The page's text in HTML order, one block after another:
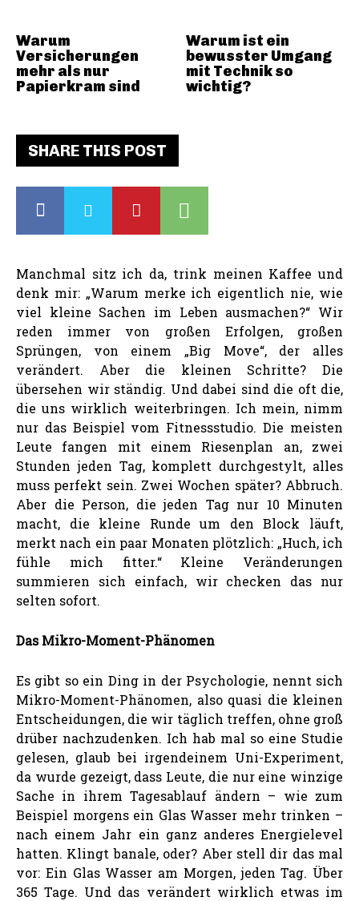
SHARE THIS POST
Manchmal sitz ich da, trink meinen Kaffee und
denk mir: „Warum merke ich eigentlich nie, wie
viel kleine Sachen im Leben ausmachen?“ Wir
reden immer von großen Erfolgen, großen
Sprüngen, von einem „Big Move“, der alles
verändert. Aber die kleinen Schritte? Die
übersehen wir ständig. Und dabei sind die oft die,
die uns wirklich weiterbringen. Ich mein, nimm
nur das Beispiel vom Fitnessstudio. Die meisten
Leute fangen mit einem Riesenplan an, zwei
Stunden jeden Tag, komplett durchgestylt, alles
muss perfekt sein. Zwei Wochen später? Abbruch.
Aber die Person, die jeden Tag nur 10 Minuten
macht, die kleine Runde um den Block läuft,
merkt nach ein paar Monaten plötzlich: „Huch, ich
fühle mich fitter.“ Kleine Veränderungen
summieren sich einfach, wir checken das nur
selten sofort.
Das Mikro-Moment-Phänomen
Es gibt so ein Ding in der Psychologie, nennt sich
Mikro-Moment-Phänomen, also quasi die kleinen
Entscheidungen, die wir täglich treffen, ohne groß
drüber nachzudenken. Ich hab mal so eine Studie
gelesen, glaub bei irgendeinem Uni-Experiment,
da wurde gezeigt, dass Leute, die nur eine winzige
Sache in ihrem Tagesablauf ändern – wie zum
Beispiel morgens ein Glas Wasser mehr trinken –
nach einem Jahr ein ganz anderes Energielevel
hatten. Klingt banale, oder? Aber stell dir das mal
vor: Ein Glas Wasser am Morgen, jeden Tag. Über
365 Tage. Und das verändert wirklich etwas im
Warum
Versicherungen
mehr als nur
Papierkram sind
Warum ist ein
bewusster Umgang
mit Technik so
wichtig?